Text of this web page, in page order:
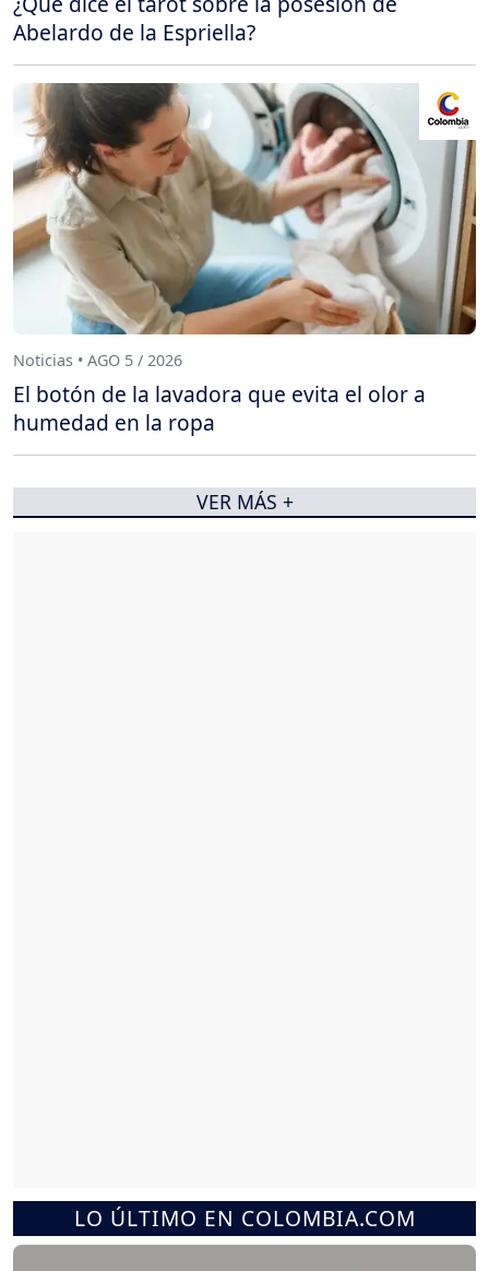
LO ÚLTIMO EN COLOMBIA.COM
Abelardo de la Espriella?
Noticias • AGO 5 / 2026
El botón de la lavadora que evita el olor a
humedad en la ropa
VER MÁS +